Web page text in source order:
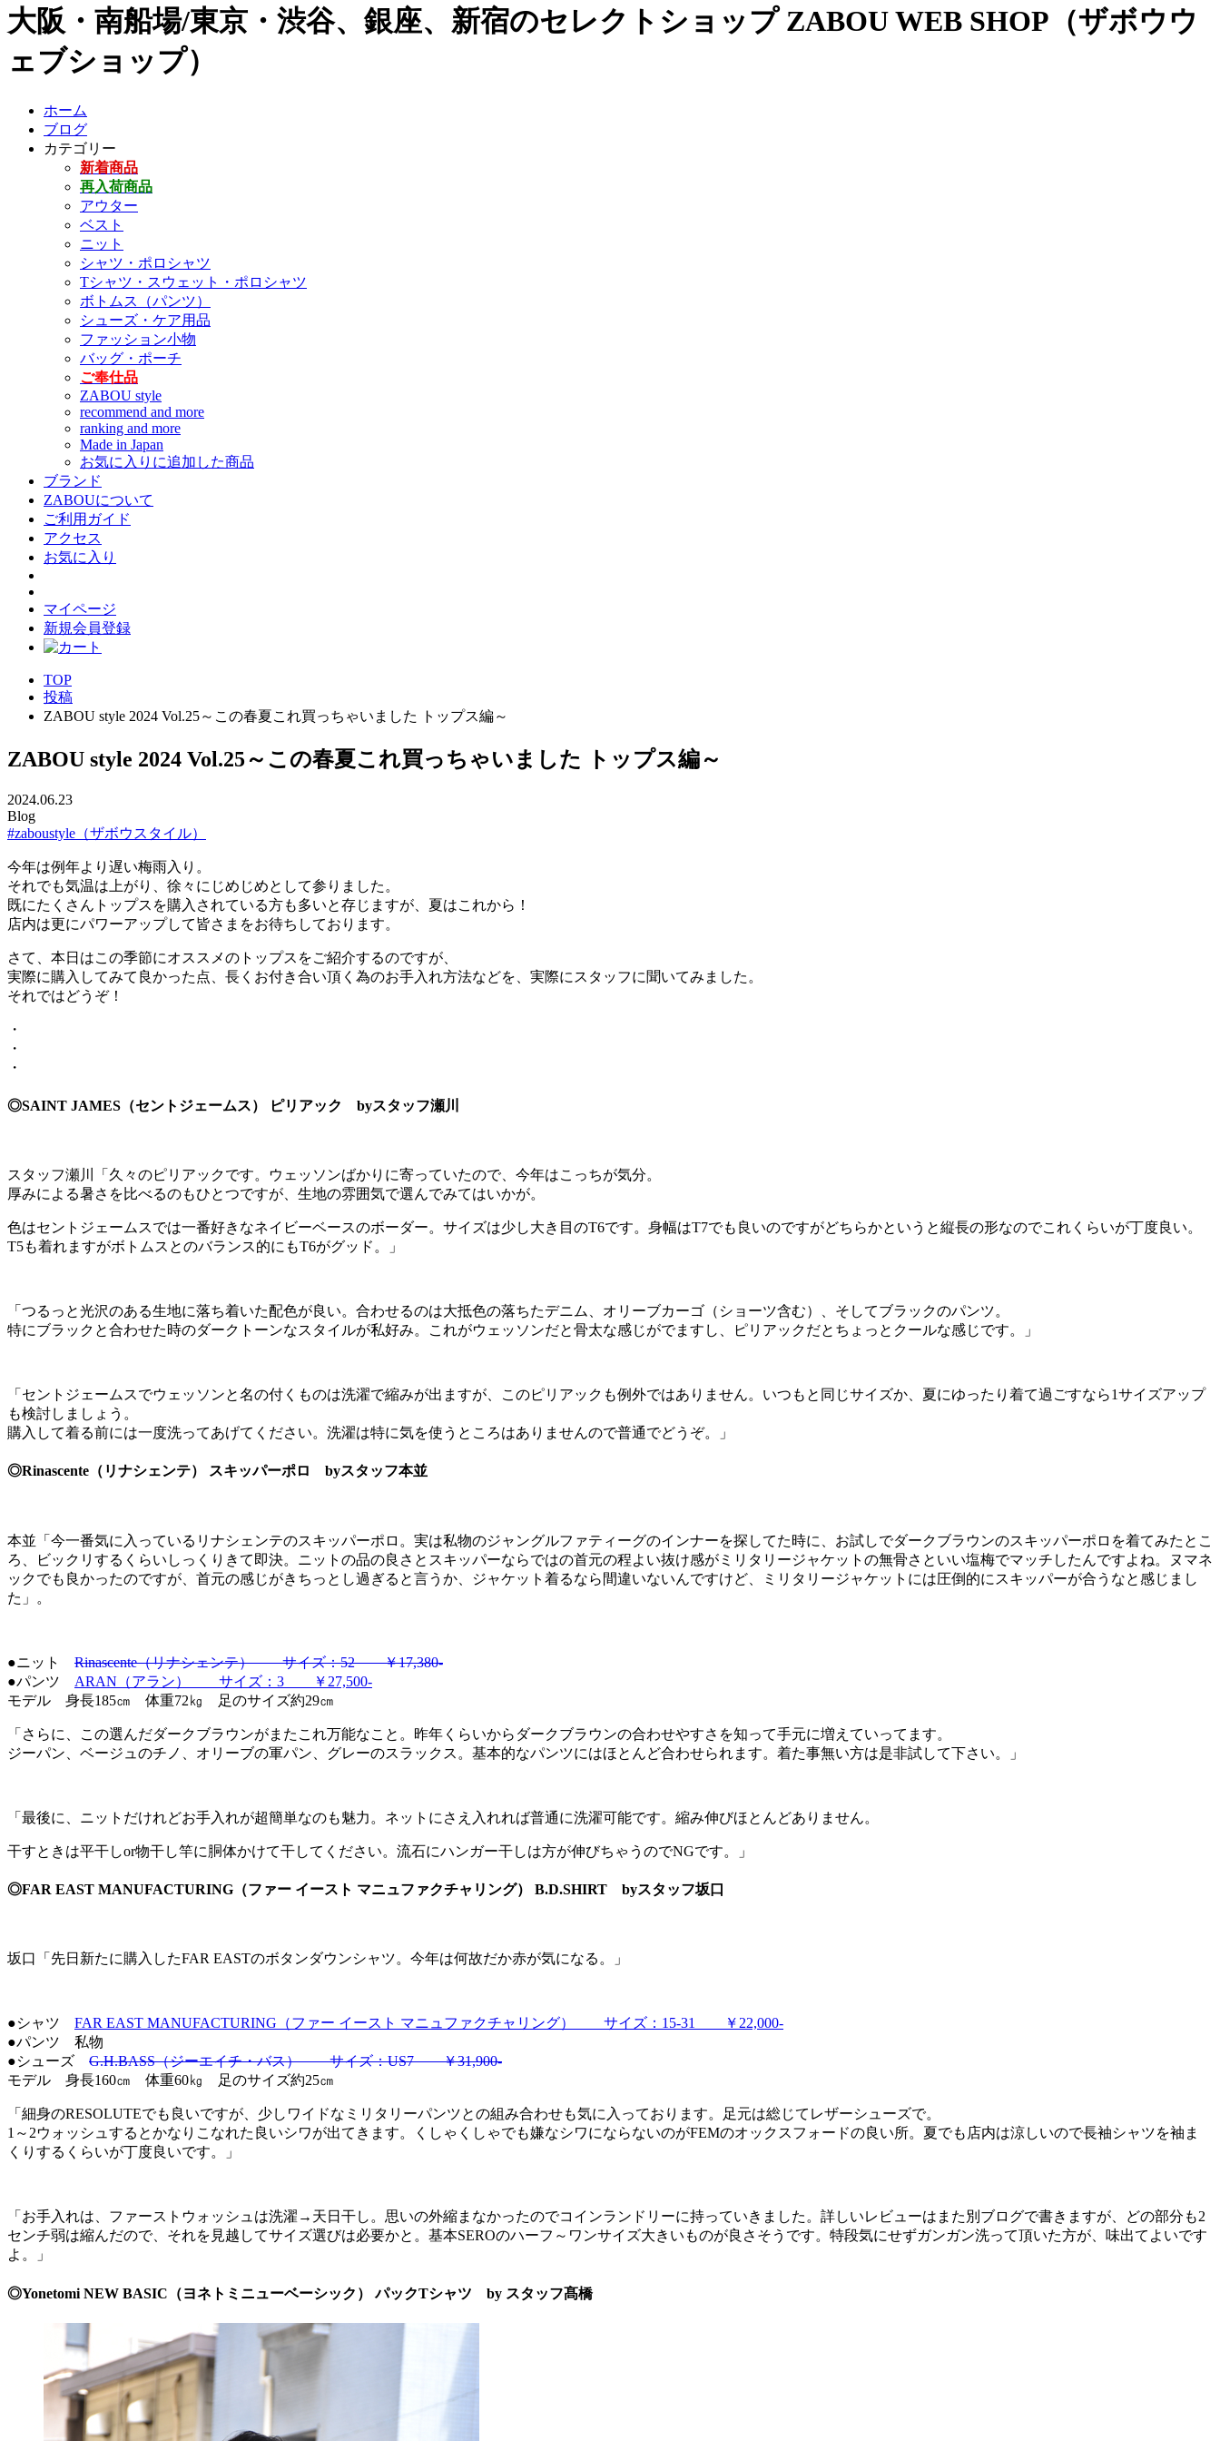
大阪・南船場/東京・渋谷、銀座、新宿のセレクトショップ ZABOU WEB SHOP（ザボウウ
ェブショップ）
ホーム
ブログ
カテゴリー
新着商品
再入荷商品
アウター
ベスト
ニット
シャツ・ポロシャツ
Tシャツ・スウェット・ポロシャツ
ボトムス（パンツ）
シューズ・ケア用品
ファッション小物
バッグ・ポーチ
ご奉仕品
ZABOU style
recommend and more
ranking and more
Made in Japan
お気に入りに追加した商品
ブランド
ZABOUについて
ご利用ガイド
アクセス
お気に入り
マイページ
新規会員登録
TOP
投稿
ZABOU style 2024 Vol.25～この春夏これ買っちゃいました トップス編～
ZABOU style 2024 Vol.25～この春夏これ買っちゃいました トップス編～
2024.06.23
Blog
#zaboustyle（ザボウスタイル）
今年は例年より遅い梅雨入り。
それでも気温は上がり、徐々にじめじめとして参りました。
既にたくさんトップスを購入されている方も多いと存じますが、夏はこれから！
店内は更にパワーアップして皆さまをお待ちしております。
さて、本日はこの季節にオススメのトップスをご紹介するのですが、
実際に購入してみて良かった点、長くお付き合い頂く為のお手入れ方法などを、実際にスタッフに聞いてみました。
それではどうぞ！
・
・
・
◎SAINT JAMES（セントジェームス） ピリアック byスタッフ瀬川
スタッフ瀬川「久々のピリアックです。ウェッソンばかりに寄っていたので、今年はこっちが気分。
厚みによる暑さを比べるのもひとつですが、生地の雰囲気で選んでみてはいかが。
色はセントジェームスでは一番好きなネイビーベースのボーダー。サイズは少し大き目のT6です。身幅はT7でも良いのですがどちらかというと縦長の形なのでこれくらいが丁度良い。
T5も着れますがボトムスとのバランス的にもT6がグッド。」
「つるっと光沢のある生地に落ち着いた配色が良い。合わせるのは大抵色の落ちたデニム、オリーブカーゴ（ショーツ含む）、そしてブラックのパンツ。
特にブラックと合わせた時のダークトーンなスタイルが私好み。これがウェッソンだと骨太な感じがでますし、ピリアックだとちょっとクールな感じです。」
「セントジェームスでウェッソンと名の付くものは洗濯で縮みが出ますが、このピリアックも例外ではありません。いつもと同じサイズか、夏にゆったり着て過ごすなら1サイズアップ
も検討しましょう。
購入して着る前には一度洗ってあげてください。洗濯は特に気を使うところはありませんので普通でどうぞ。」
◎Rinascente（リナシェンテ） スキッパーポロ byスタッフ本並
本並「今一番気に入っているリナシェンテのスキッパーポロ。実は私物のジャングルファティーグのインナーを探してた時に、お試しでダークブラウンのスキッパーポロを着てみたとこ
ろ、ビックリするくらいしっくりきて即決。ニットの品の良さとスキッパーならではの首元の程よい抜け感がミリタリージャケットの無骨さといい塩梅でマッチしたんですよね。ヌマネ
ックでも良かったのですが、首元の感じがきちっとし過ぎると言うか、ジャケット着るなら間違いないんですけど、ミリタリージャケットには圧倒的にスキッパーが合うなと感じまし
た」。
●ニット Rinascente（リナシェンテ） サイズ：52 ￥17,380-
●パンツ ARAN（アラン） サイズ：3 ￥27,500-
モデル 身長185㎝ 体重72㎏ 足のサイズ約29㎝
「さらに、この選んだダークブラウンがまたこれ万能なこと。昨年くらいからダークブラウンの合わせやすさを知って手元に増えていってます。
ジーパン、ベージュのチノ、オリーブの軍パン、グレーのスラックス。基本的なパンツにはほとんど合わせられます。着た事無い方は是非試して下さい。」
「最後に、ニットだけれどお手入れが超簡単なのも魅力。ネットにさえ入れれば普通に洗濯可能です。縮み伸びほとんどありません。
干すときは平干しor物干し竿に胴体かけて干してください。流石にハンガー干しは方が伸びちゃうのでNGです。」
◎FAR EAST MANUFACTURING（ファー イースト マニュファクチャリング） B.D.SHIRT byスタッフ坂口
坂口「先日新たに購入したFAR EASTのボタンダウンシャツ。今年は何故だか赤が気になる。」
●シャツ FAR EAST MANUFACTURING（ファー イースト マニュファクチャリング） サイズ：15-31 ￥22,000-
●パンツ 私物
●シューズ G.H.BASS（ジーエイチ・バス） サイズ：US7 ￥31,900-
モデル 身長160㎝ 体重60㎏ 足のサイズ約25㎝
「細身のRESOLUTEでも良いですが、少しワイドなミリタリーパンツとの組み合わせも気に入っております。足元は総じてレザーシューズで。
1～2ウォッシュするとかなりこなれた良いシワが出てきます。くしゃくしゃでも嫌なシワにならないのがFEMのオックスフォードの良い所。夏でも店内は涼しいので長袖シャツを袖ま
くりするくらいが丁度良いです。」
「お手入れは、ファーストウォッシュは洗濯→天日干し。思いの外縮まなかったのでコインランドリーに持っていきました。詳しいレビューはまた別ブログで書きますが、どの部分も2
センチ弱は縮んだので、それを見越してサイズ選びは必要かと。基本SEROのハーフ～ワンサイズ大きいものが良さそうです。特段気にせずガンガン洗って頂いた方が、味出てよいです
よ。」
◎Yonetomi NEW BASIC（ヨネトミニューベーシック） パックTシャツ by スタッフ髙橋